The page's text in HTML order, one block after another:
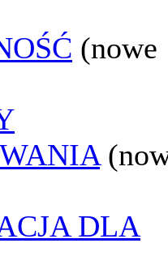
(nowe
DLA